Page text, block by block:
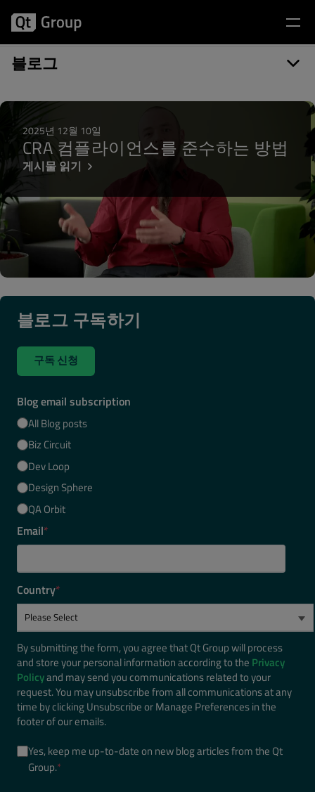
블로그
게시물 카테고리: セミナー
2025년 12월 10일
CRA 컴플라이언스를 준수하는 방법
게시물 읽기
블로그 구독하기
구독 신청
Blog email subscription
All Blog posts
Biz Circuit
Dev Loop
Design Sphere
QA Orbit
Email*
Country*
By submitting the form, you agree that Qt Group will process
and store your personal information according to the Privacy
Policyand may send you communications related to your
request. You may unsubscribe from all communications at any
time by clicking Unsubscribe or Manage Preferences in the
footer of our emails.
Yes, keep me up-to-date on new blog articles from the Qt
Group.*